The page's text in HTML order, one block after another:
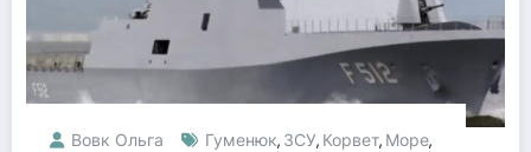
Вовк Ольга Гуменюк, ЗСУ, Корвет, Море,